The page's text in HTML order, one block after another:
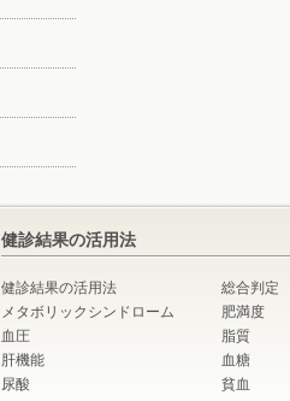
健診結果の活用法
健診結果の活用法
総合判定
メタボリックシンドローム
肥満度
血圧
脂質
肝機能
血糖
尿酸
貧血